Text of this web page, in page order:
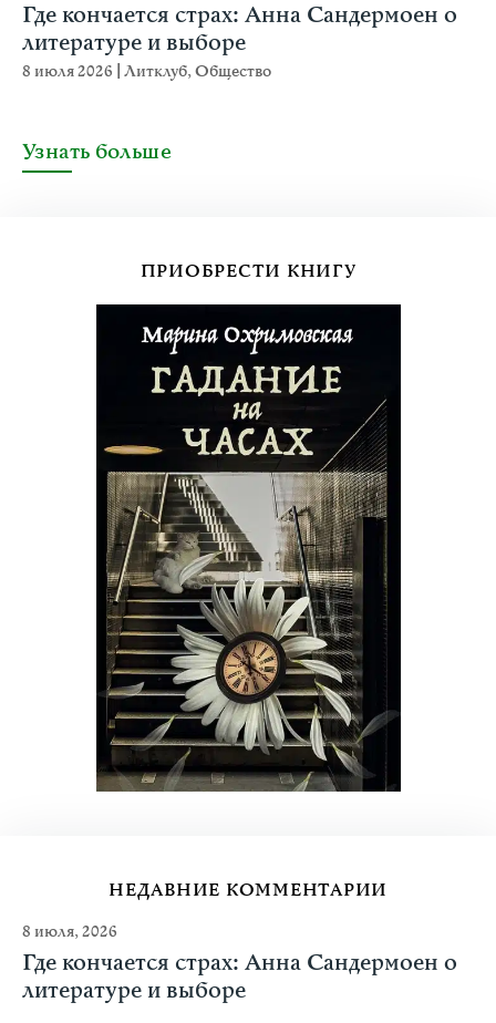
Где кончается страх: Анна Сандермоен о
литературе и выборе
8 июля 2026 Литклуб,Общество
Узнать больше
ПРИОБРЕСТИ КНИГУ
НЕДАВНИЕ КОММЕНТАРИИ
8 июля, 2026
Где кончается страх: Анна Сандермоен о
литературе и выборе